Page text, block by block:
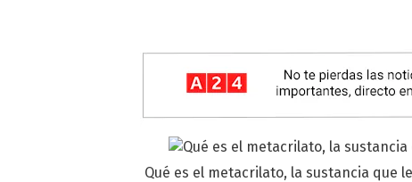
Qué es el metacrilato, la sustancia que